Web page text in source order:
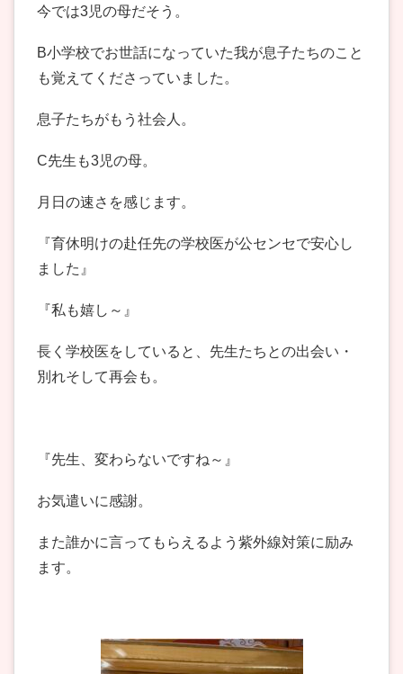
今では3児の母だそう。
B小学校でお世話になっていた我が息子たちのこと
も覚えてくださっていました。
息子たちがもう社会人。
C先生も3児の母。
月日の速さを感じます。
『育休明けの赴任先の学校医が公センセで安心し
ました』
『私も嬉し～』
長く学校医をしていると、先生たちとの出会い・
別れそして再会も。
『先生、変わらないですね～』
お気遣いに感謝。
また誰かに言ってもらえるよう紫外線対策に励み
ます。